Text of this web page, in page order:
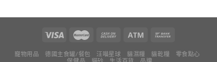
寵物用品 德國主食罐/餐包 汪喵星球 貓濕糧 貓乾糧
零食點心
保健品
貓砂 生活百貨 品牌